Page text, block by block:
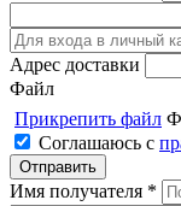
Адрес доставки
Файл
Прикрепить файл
Соглашаюсь с
Имя получателя *